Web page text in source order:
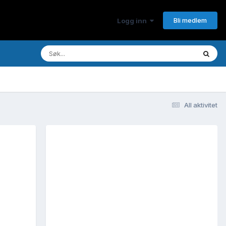
Logg inn Bli medlem
All aktivitet